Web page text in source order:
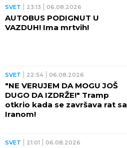
SVET 23:13 06.08.2026
AUTOBUS PODIGNUT U
VAZDUH! Ima mrtvih!
SVET 22:54 06.08.2026
"NE VERUJEM DA MOGU JOŠ
DUGO DA IZDRŽE!" Tramp
otkrio kada se završava rat sa
Iranom!
SVET 21:01 06.08.2026